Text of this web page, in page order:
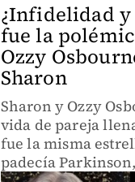
¿Infidelidad
fue la
Ozzy
Sharon
Sharon y Ozzy
vida de pareja
fue la misma
padecía